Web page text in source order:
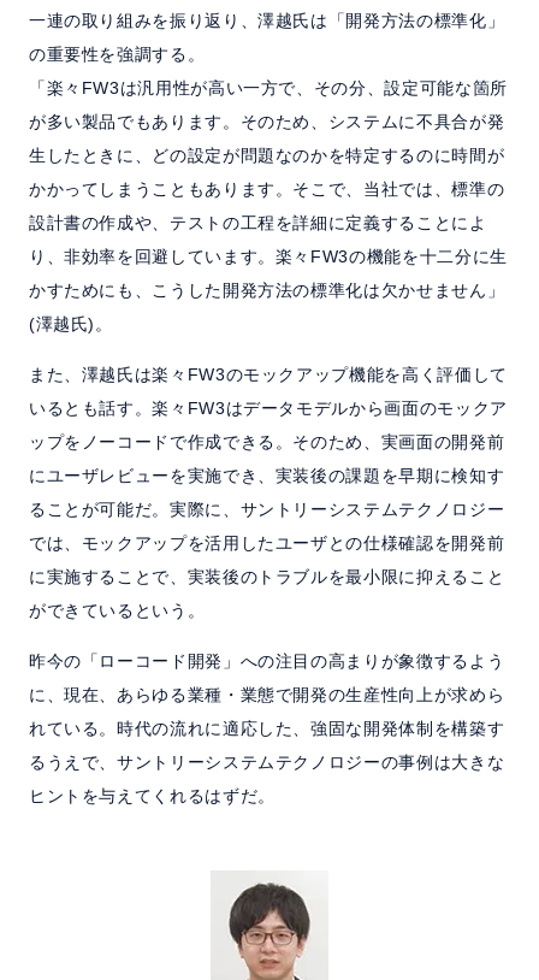
一連の取り組みを振り返り、澤越氏は「開発方法の標準化」
の重要性を強調する。
「楽々FW3は汎用性が高い一方で、その分、設定可能な箇所
が多い製品でもあります。そのため、システムに不具合が発
生したときに、どの設定が問題なのかを特定するのに時間が
かかってしまうこともあります。そこで、当社では、標準の
設計書の作成や、テストの工程を詳細に定義することによ
り、非効率を回避しています。楽々FW3の機能を十二分に生
かすためにも、こうした開発方法の標準化は欠かせません」
(澤越氏)。
また、澤越氏は楽々FW3のモックアップ機能を高く評価して
いるとも話す。楽々FW3はデータモデルから画面のモックア
ップをノーコードで作成できる。そのため、実画面の開発前
にユーザレビューを実施でき、実装後の課題を早期に検知す
ることが可能だ。実際に、サントリーシステムテクノロジー
では、モックアップを活用したユーザとの仕様確認を開発前
に実施することで、実装後のトラブルを最小限に抑えること
ができているという。
昨今の「ローコード開発」への注目の高まりが象徴するよう
に、現在、あらゆる業種・業態で開発の生産性向上が求めら
れている。時代の流れに適応した、強固な開発体制を構築す
るうえで、サントリーシステムテクノロジーの事例は大きな
ヒントを与えてくれるはずだ。